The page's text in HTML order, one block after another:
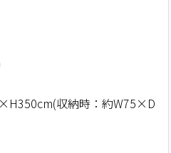
収納時：約W75×D